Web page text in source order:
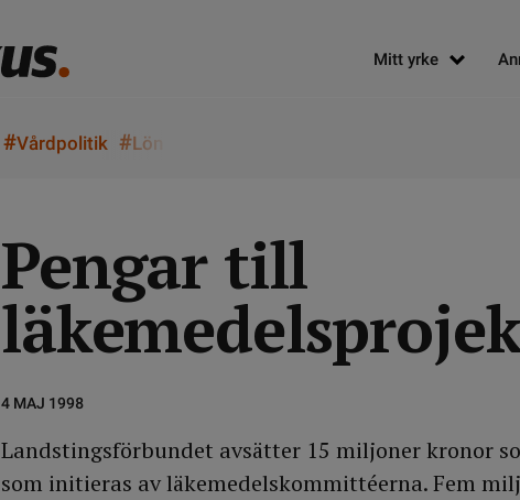
Mitt yrke
#Vårdpolitik #Lön
Pengar till
4 MAJ 1998
Landstingsförbundet avsätter 15 miljoner kronor
som initieras av läkemedelskommittéerna. Fem